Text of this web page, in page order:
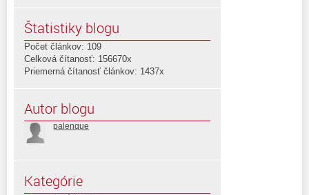
Štatistiky blogu
Počet článkov: 109
Celková čítanosť: 156670x
Priemerná čítanosť článkov: 1437x
Autor blogu
palenque
Kategórie